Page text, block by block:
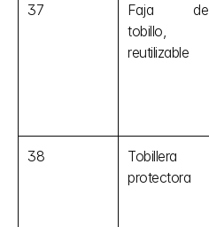
37
Faja de
tobillo,
reutilizable
38
Tobillera
protectora